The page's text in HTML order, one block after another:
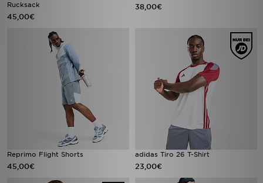
Rucksack
45,00€
38,00€
Reprimo Flight Shorts
45,00€
adidas Tiro 26 T-Shirt
23,00€